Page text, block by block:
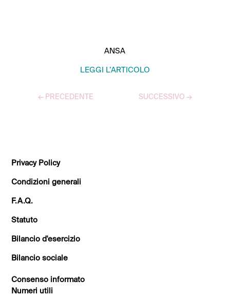
ANSA
LEGGI L’ARTICOLO
← PRECEDENTE SUCCESSIVO →
Privacy Policy
Condizioni generali
F.A.Q.
Statuto
Bilancio d'esercizio
Bilancio sociale
Consenso informato
Numeri utili